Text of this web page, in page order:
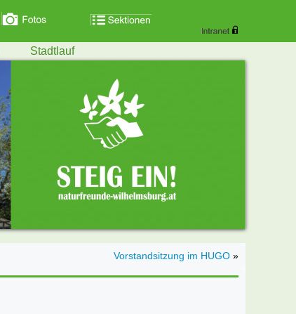
Stadtlauf
Vorstandsitzung im HUGO »